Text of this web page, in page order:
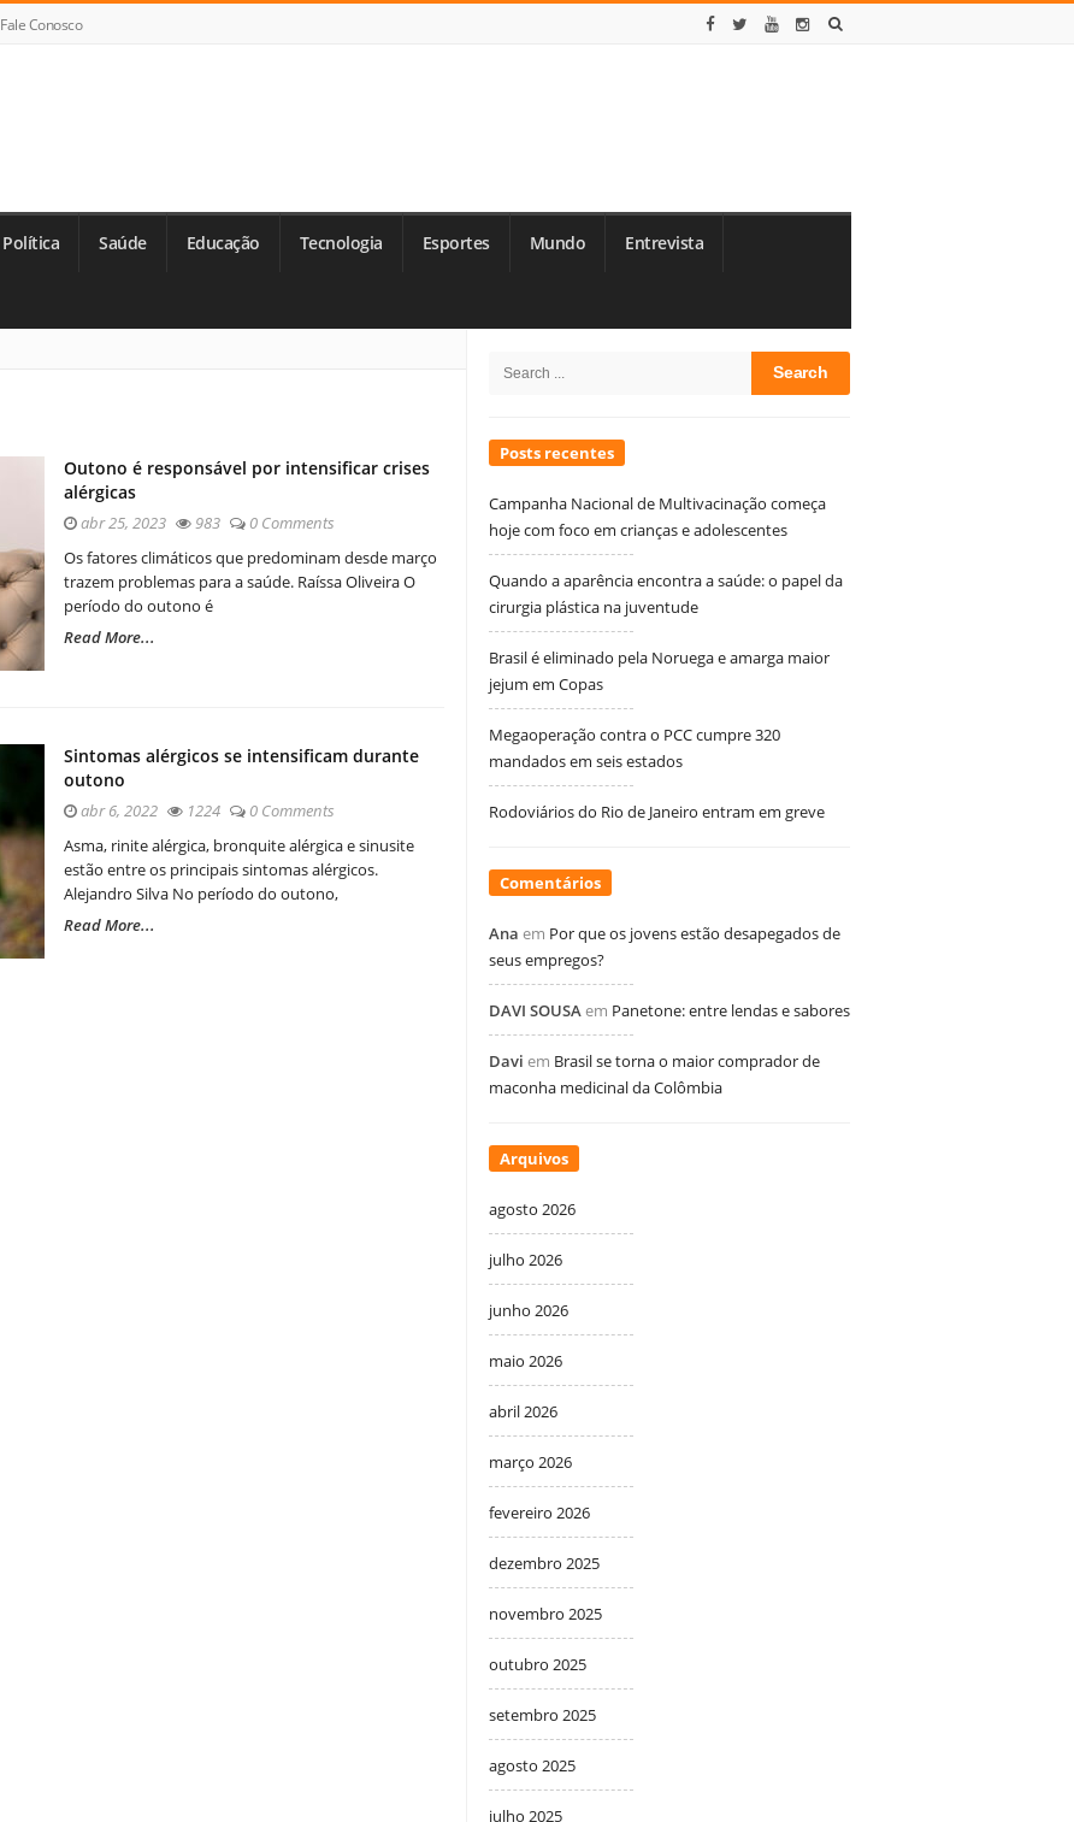
Fale Conosco
Política Saúde Educação Tecnologia Esportes Mundo Entrevista
Outono é responsável por intensificar crises
alérgicas
abr 25, 2023 983
0 Comments
Os fatores climáticos que predominam desde março
trazem problemas para a saúde. Raíssa Oliveira O
período do outono é
Read More...
Sintomas alérgicos se intensificam durante
outono
abr 6, 2022 1224
0 Comments
Asma, rinite alérgica, bronquite alérgica e sinusite
estão entre os principais sintomas alérgicos.
Alejandro Silva No período do outono,
Read More...
Sidebar
Search
Posts recentes
Campanha Nacional de Multivacinação começa
hoje com foco em crianças e adolescentes
Quando a aparência encontra a saúde: o papel da
cirurgia plástica na juventude
Brasil é eliminado pela Noruega e amarga maior
jejum em Copas
Megaoperação contra o PCC cumpre 320
mandados em seis estados
Rodoviários do Rio de Janeiro entram em greve
Comentários
Ana em Por que os jovens estão desapegados de
seus empregos?
DAVI SOUSAem Panetone: entre lendas e sabores
Davi em Brasil se torna o maior comprador de
maconha medicinal da Colômbia
Arquivos
agosto 2026
julho 2026
junho 2026
maio 2026
abril 2026
março 2026
fevereiro 2026
dezembro 2025
novembro 2025
outubro 2025
setembro 2025
agosto 2025
julho 2025